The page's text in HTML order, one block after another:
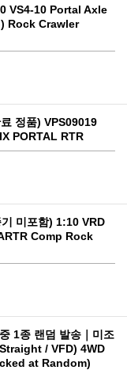
VS4-10 Portal Axle
Rock Crawler
정품) VPS09019
PORTAL RTR
미포함) 1:10 VRD
Comp Rock
1종 랜덤 발송｜미조
/ VFD) 4WD
at Random)